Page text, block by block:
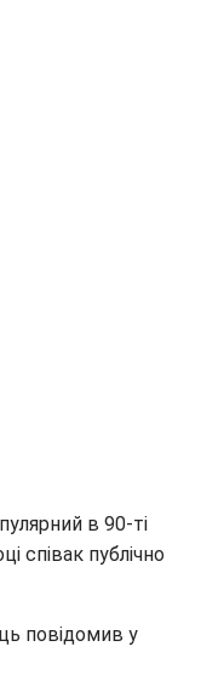
в 90-ті
співак публічно
повідомив у